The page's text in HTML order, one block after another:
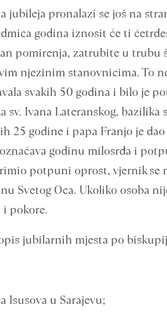
jubileja pronalazi se još na
godina iznosit će ti
pomirenja, zatrubite u
njezinim stanovnicima. To
svakih 50 godina i bilo je
sv. Ivana Lateranskog,
25 godine i papa Franjo je
godinu milosrđa i
potpuni oprost, vjernik
Svetog Oca. Ukoliko osoba
pokore.
jubilarnih mjesta po
Isusova u Sarajevu;